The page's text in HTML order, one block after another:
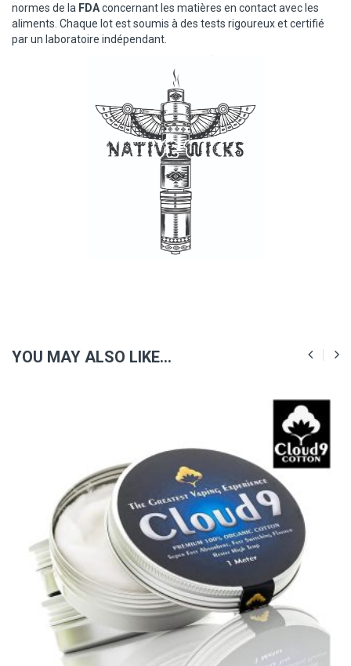
normes de la FDAconcernant les matières en contact avec les
aliments. Chaque lot est soumis à des tests rigoureux et certifié
par un laboratoire indépendant.
YOU MAY ALSO LIKE…